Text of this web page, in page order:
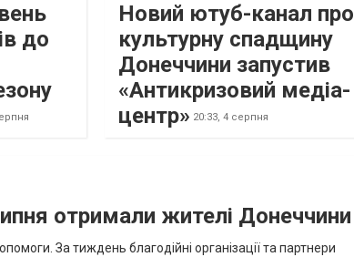
до
Новий ютуб-канал про
культурну спадщину
Донеччини запустив
«Антикризовий медіа-
центр» 20:33, 4 серпня
отримали жителі Донеччини
За тиждень благодійні організації та партнери